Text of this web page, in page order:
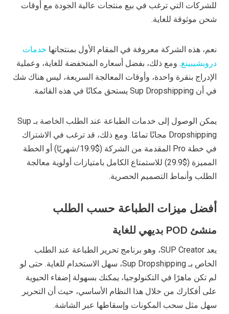
للشركات التي ترغب في بيع منتجات عالية الجودة مع أوقات
شحن موثوقة للغاية.
نعم، هذه الشركة معروفة في المقام الأول بمنتجاتها خدمات
دروبشيبينغ. ومع ذلك، بفضل أسعاره المنخفضة للغاية، وعملية
الإدراج بنقرة واحدة، وأوقات المعالجة السريعة، ليس هناك شك
في أن Sup Dropshipping يستحق مكانًا في هذه القائمة.
يمكن الوصول إلى خدمات الطباعة عند الطلب الخاصة بـ Sup
Dropshipping مجانًا تمامًا. ومع ذلك، قد ترغب في الاشتراك
في خطة Pro المقدمة من الشركة ($19.9/شهريًا) أو الخطة
المميزة ($29.9) للاستمتاع الكامل بامتيازات أولوية معالجة
الطلب وأنماط التصميم الحصرية.
أفضل ميزات الطباعة حسب الطلب
منشئ POD بديهي للغاية
يعد SUP Creator، وهو برنامج تحرير الطباعة عند الطلب
الخاص بـ Sup Dropshipping، سهل الاستخدام للغاية. حتى لو
لم تكن ماهرًا في التكنولوجيا، يمكنك بسهولة إضفاء الحيوية
على أفكارك من خلال هذا النظام الأساسي، حيث أن التحرير
سهل مثل سحب المكونات وإسقاطها عبر الشاشة.